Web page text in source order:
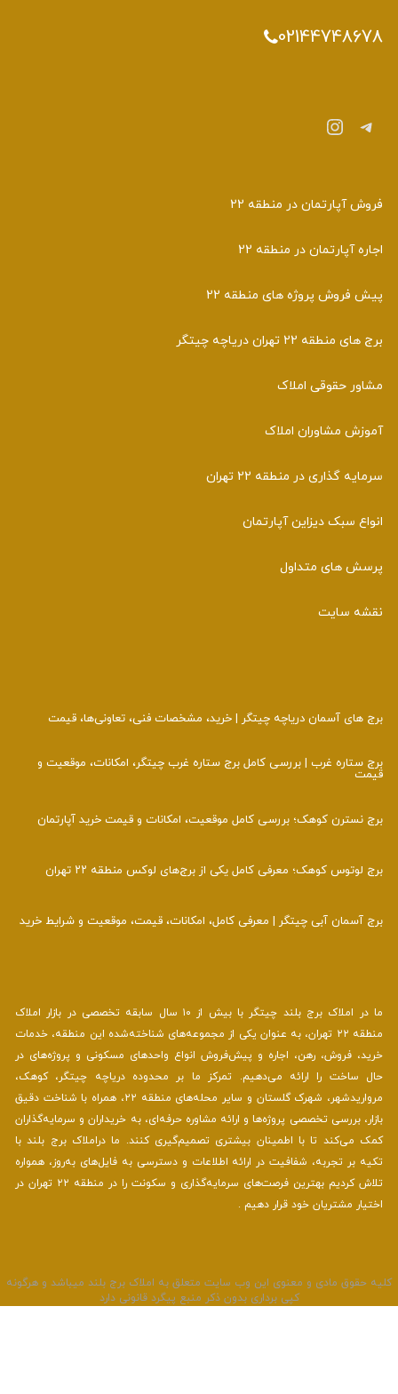
02144748678
تلگراماینستاگرم
فروش آپارتمان در منطقه 22
اجاره آپارتمان در منطقه 22
پیش فروش پروژه های منطقه 22
برج های منطقه 22 تهران دریاچه چیتگر
مشاور حقوقی املاک
آموزش مشاوران املاک
سرمایه گذاری در منطقه 22 تهران
انواع سبک دیزاین آپارتمان
پرسش های متداول
نقشه سایت
برج‌ های آسمان دریاچه چیتگر | خرید، مشخصات فنی، تعاونی‌ها، قیمت
برج ستاره غرب | بررسی کامل برج ستاره غرب چیتگر، امکانات، موقعیت و
قیمت
برج نسترن کوهک؛ بررسی کامل موقعیت، امکانات و قیمت خرید آپارتمان
برج لوتوس کوهک؛ معرفی کامل یکی از برج‌های لوکس منطقه ۲۲ تهران
برج آسمان آبی چیتگر | معرفی کامل، امکانات، قیمت، موقعیت و شرایط خرید
ما در املاک برج بلند چیتگر با بیش از ۱۰ سال سابقه تخصصی در بازار املاک
منطقه ۲۲ تهران، به عنوان یکی از مجموعه‌های شناخته‌شده این منطقه، خدمات
خرید، فروش، رهن، اجاره و پیش‌فروش انواع واحدهای مسکونی و پروژه‌های در
حال ساخت را ارائه می‌دهیم. تمرکز ما بر محدوده دریاچه چیتگر، کوهک،
مرواریدشهر، شهرک گلستان و سایر محله‌های منطقه ۲۲، همراه با شناخت دقیق
بازار، بررسی تخصصی پروژه‌ها و ارائه مشاوره حرفه‌ای، به خریداران و سرمایه‌گذاران
کمک می‌کند تا با اطمینان بیشتری تصمیم‌گیری کنند. ما دراملاک برج بلند با
تکیه بر تجربه، شفافیت در ارائه اطلاعات و دسترسی به فایل‌های به‌روز، همواره
تلاش کردیم بهترین فرصت‌های سرمایه‌گذاری و سکونت را در منطقه ۲۲ تهران در
اختیار مشتریان خود قرار دهیم .
حقوق مادی و معنوی این وب سایت متعلق به املاک برج بلند میباشد و هرگونه
کپی برداری بدون ذکر منبع پیگرد قانونی دارد